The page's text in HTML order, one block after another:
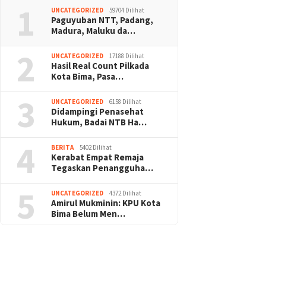
1 UNCATEGORIZED 59704 Dilihat
Paguyuban NTT, Padang,
Madura, Maluku da…
2 UNCATEGORIZED 17188 Dilihat
Hasil Real Count Pilkada
Kota Bima, Pasa…
3 UNCATEGORIZED 6158 Dilihat
Didampingi Penasehat
Hukum, Badai NTB Ha…
4 BERITA 5402 Dilihat
Kerabat Empat Remaja
Tegaskan Penangguha…
5 UNCATEGORIZED 4372 Dilihat
Amirul Mukminin: KPU Kota
Bima Belum Men…